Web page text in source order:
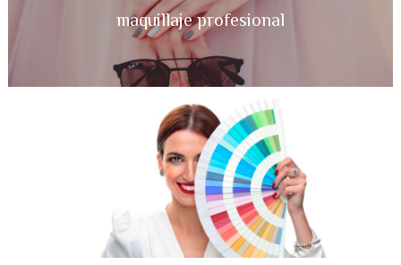
maquillaje profesional